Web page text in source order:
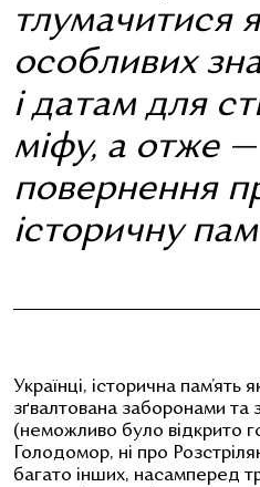
тлумачитися
особливих
і датам для
міфу, а отже —
повернення
історичну
Українці, історична пам’ять
зґвалтована заборонами та
(неможливо було відкрито
Голодомор, ні про
багато інших, насамперед